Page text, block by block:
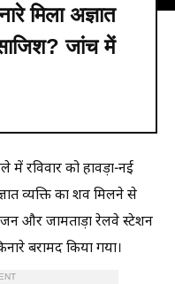
मिला अज्ञात
जांच में
में रविवार को हावड़ा-नई
व्यक्ति का शव मिलने से
और जामताड़ा रेलवे स्टेशन
बरामद किया गया।